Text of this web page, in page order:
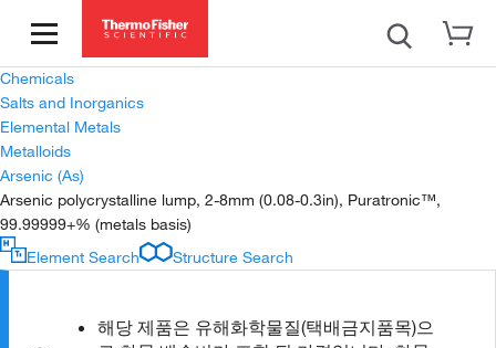
Chemicals
Salts and Inorganics
Elemental Metals
Metalloids
Arsenic (As)
Arsenic polycrystalline lump, 2-8mm (0.08-0.3in), Puratronic™,
99.99999+% (metals basis)
Element Search
Structure Search
해당 제품은 유해화학물질(택배금지품목)으